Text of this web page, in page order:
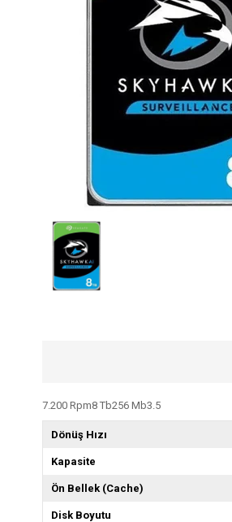
7.200 Rpm8 Tb256 Mb3.5
Dönüş Hızı
Kapasite
Ön Bellek (Cache)
Disk Boyutu